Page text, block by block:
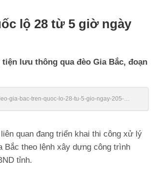
lộ 28 từ 5 giờ ngày
lưu thông qua đèo Gia Bắc, đoạn
gia-bac-tren-quoc-lo-28-tu-5-gio-ngay-205-
quan đang triển khai thi công xử lý
Bắc theo lệnh xây dựng công trình
tỉnh.